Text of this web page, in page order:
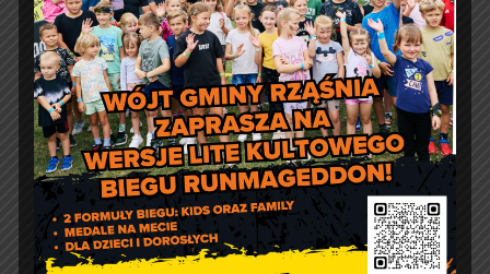
Prośba o szanowanie i
prawidłowe użycie
defibrylatorów AED
Artur Ruka Comment off
Relacja z Pikniku Rodzinnego
w Suchowoli